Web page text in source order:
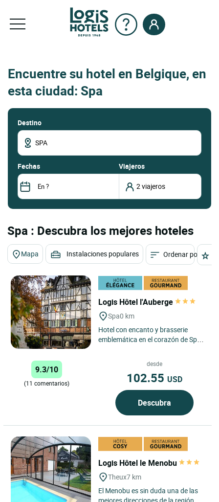
Encuentre su hotel en Belgique, en
esta ciudad: Spa
Destino
fechas Viajeros
Spa : Descubra los mejores hoteles
Mapa Instalaciones populares Ordenar por
Logis Hôtel l'Auberge
Spa0 km
Hotel con encanto y brasserie
emblemática en el corazón de Spa
9.3/10
(11 comentarios)
desde
102.55 USD
Descubra
Logis Hôtel le Menobu
Theux7 km
El Menobu es sin duda una de las